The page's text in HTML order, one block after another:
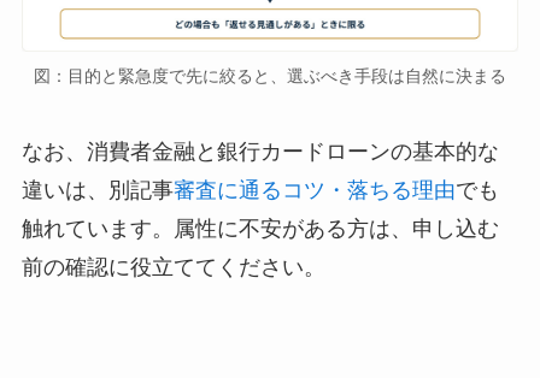
図：目的と緊急度で先に絞ると、選ぶべき手段は自然に決まる
なお、消費者金融と銀行カードローンの基本的な
違いは、別記事審査に通るコツ・落ちる理由でも
触れています。属性に不安がある方は、申し込む
前の確認に役立ててください。